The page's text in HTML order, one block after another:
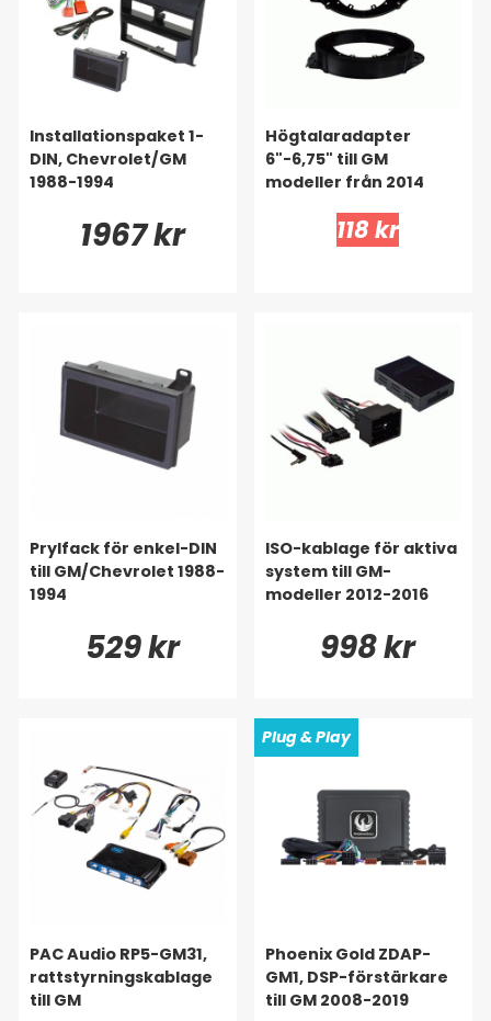
Installationspaket 1-
DIN, Chevrolet/GM
1988-1994
1967 kr
Högtalaradapter
6"-6,75" till GM
modeller från 2014
118 kr
Prylfack för enkel-DIN
till GM/Chevrolet 1988-
1994
529 kr
ISO-kablage för aktiva
system till GM-
modeller 2012-2016
998 kr
PAC Audio RP5-GM31,
rattstyrningskablage
till GM
Plug & Play
Phoenix Gold ZDAP-
GM1, DSP-förstärkare
till GM 2008-2019